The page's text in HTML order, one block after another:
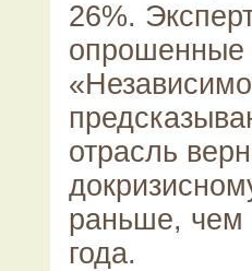
26%.
опрошенные
отрасль
раньше, чем
года.